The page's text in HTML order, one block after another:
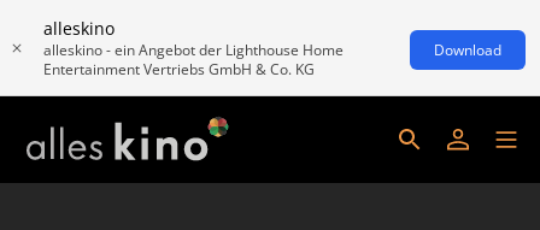
alleskino
alleskino - ein Angebot der Lighthouse Home
Entertainment Vertriebs GmbH & Co. KG
Download